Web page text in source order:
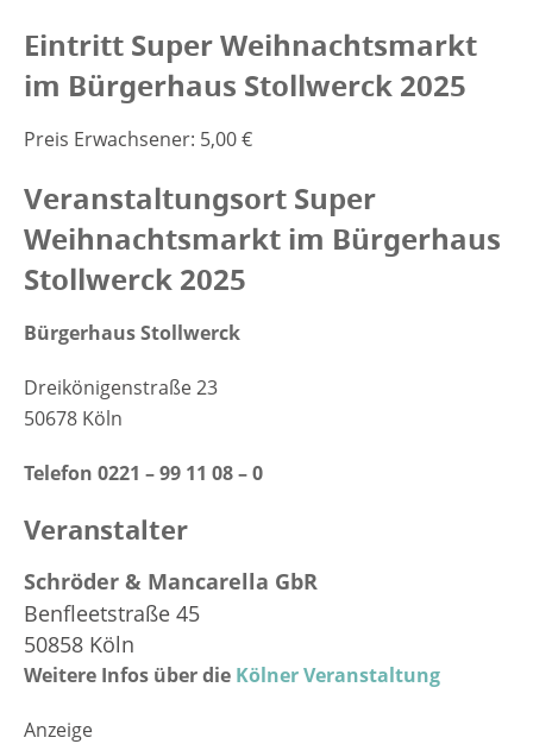
Eintritt Super Weihnachtsmarkt
im Bürgerhaus Stollwerck 2025
Preis Erwachsener: 5,00 €
Veranstaltungsort Super
Weihnachtsmarkt im Bürgerhaus
Stollwerck 2025
Bürgerhaus Stollwerck
Dreikönigenstraße 23
50678 Köln
Telefon 0221 – 99 11 08 – 0
Veranstalter
Schröder & Mancarella GbR
Benfleetstraße 45
50858 Köln
Weitere Infos über die Kölner Veranstaltung
Anzeige